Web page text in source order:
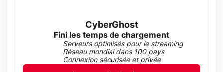
CyberGhost
Fini les temps de chargement
Serveurs optimisés pour le streaming
Réseau mondial dans 100 pays
Connexion sécurisée et privée